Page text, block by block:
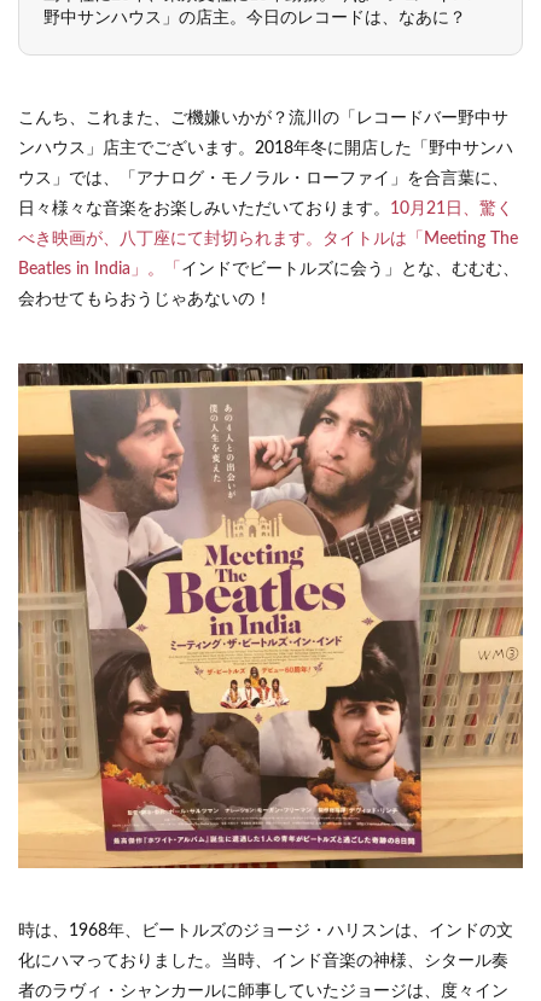
野中サンハウス」の店主。今日のレコードは、なあに？
こんち、これまた、ご機嫌いかが？流川の「レコードバー野中サ
ンハウス」店主でございます。2018年冬に開店した「野中サンハ
ウス」では、「アナログ・モノラル・ローファイ」を合言葉に、
日々様々な音楽をお楽しみいただいております。 10月21日、驚く
べき映画が、八丁座にて封切られます。タイトルは「Meeting The
Beatles in India」。「 インドでビートルズに会う」とな、むむむ、
会わせてもらおうじゃあないの！
時は、1968年、ビートルズのジョージ・ハリスンは、インドの文
化にハマっておりました。当時、インド音楽の神様、シタール奏
者のラヴィ・シャンカールに師事していたジョージは、度々イン